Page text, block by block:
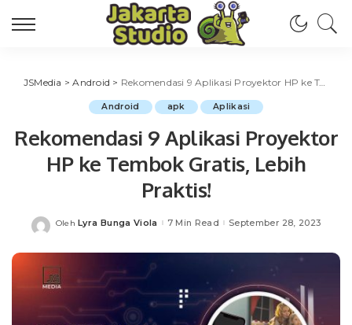
JSMedia >Android > Rekomendasi 9 Aplikasi Proyektor HP ke Tembok Gratis, Lebih Praktis!
Android apk Aplikasi
Rekomendasi 9 Aplikasi Proyektor
HP ke Tembok Gratis, Lebih
Praktis!
Posted
Oleh Lyra Bunga Viola 7 Min Read September 28, 2023